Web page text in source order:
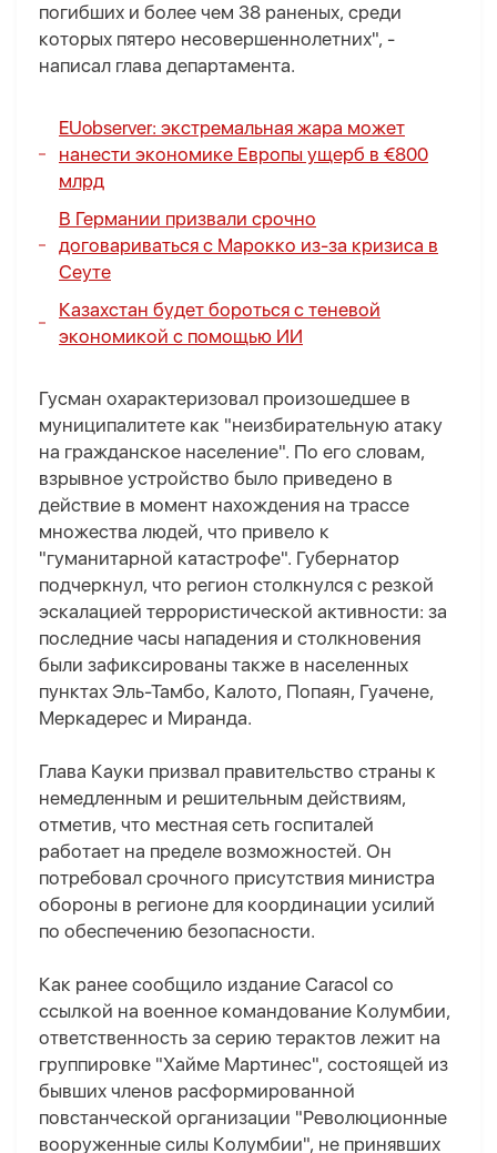
погибших и более чем 38 раненых, среди
которых пятеро несовершеннолетних", -
написал глава департамента.
EUobserver: экстремальная жара может
нанести экономике Европы ущерб в €800
млрд
В Германии призвали срочно
договариваться с Марокко из-за кризиса в
Сеуте
Казахстан будет бороться с теневой
экономикой с помощью ИИ
Гусман охарактеризовал произошедшее в
муниципалитете как "неизбирательную атаку
на гражданское население". По его словам,
взрывное устройство было приведено в
действие в момент нахождения на трассе
множества людей, что привело к
"гуманитарной катастрофе". Губернатор
подчеркнул, что регион столкнулся с резкой
эскалацией террористической активности: за
последние часы нападения и столкновения
были зафиксированы также в населенных
пунктах Эль-Тамбо, Калото, Попаян, Гуачене,
Меркадерес и Миранда.
Глава Кауки призвал правительство страны к
немедленным и решительным действиям,
отметив, что местная сеть госпиталей
работает на пределе возможностей. Он
потребовал срочного присутствия министра
обороны в регионе для координации усилий
по обеспечению безопасности.
Как ранее сообщило издание Caracol со
ссылкой на военное командование Колумбии,
ответственность за серию терактов лежит на
группировке "Хайме Мартинес", состоящей из
бывших членов расформированной
повстанческой организации "Революционные
вооруженные силы Колумбии", не принявших